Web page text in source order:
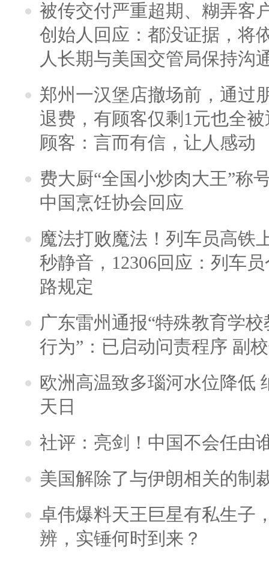
被传交付严重超期、糊弄客
创始人回应：都没证据，将
人长期与美国交管局保持沟
郑州一汉堡店撤场前，通过
退费，有顾客仅剩1元也全
顾客：言而有信，让人感动
费大厨“全国小炒肉大王”称
中国烹饪协会回应
魔法打败魔法！列车员高铁
秒静音，12306回应：列车
路规定
广东雷州通报“特殊教育学
行为”：已启动问责程序 副
欧洲高温致多瑙河水位降低
天日
社评：亮剑！中国不会任由
美国解除了与伊朗相关的制
卓伟爆料天王巨星有私生子
辨，实锤何时到来？